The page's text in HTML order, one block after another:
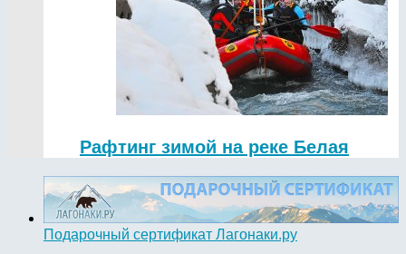
Рафтинг зимой на реке Белая
Подарочный сертификат Лагонаки.ру